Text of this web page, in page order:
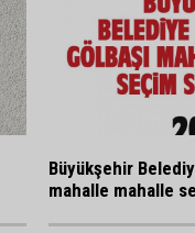
Büyükşehir
mahalle mahalle